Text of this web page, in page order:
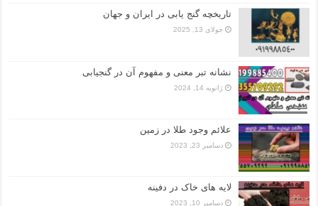
تاریخچه گنج‌ یابی در ایران و جهان
جولای 13, 2025
نشانه تبر معنی و مفهوم آن در گنجیابی
ژانویه 14, 2024
علائم وجود طلا در زمین
دسامبر 23, 2023
لایه های خاک در دفینه
دسامبر 10, 2023